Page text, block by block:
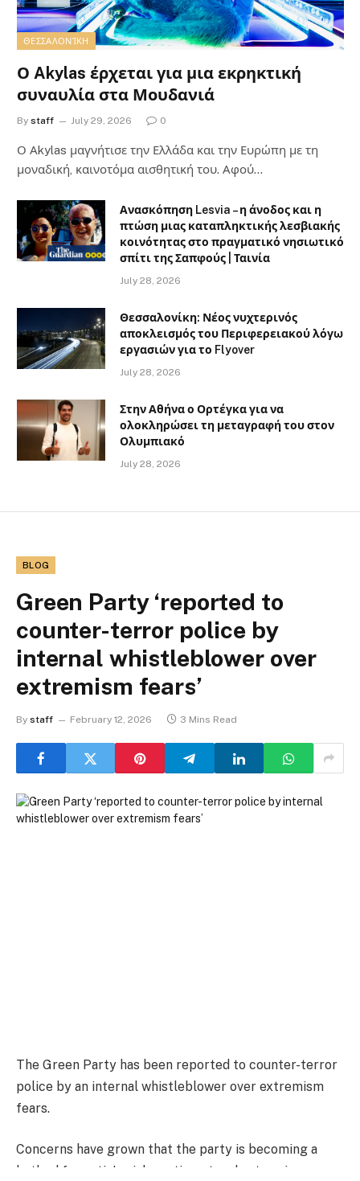
ΘΕΣΣΑΛΟΝΊΚΗ
Ο Akylas έρχεται για μια εκρηκτική
συναυλία στα Μουδανιά
By staff July 29, 2026 0
Ο Αkylas μαγνήτισε την Ελλάδα και την Ευρώπη με τη
μοναδική, καινοτόμα αισθητική του. Αφού…
Ανασκόπηση Lesvia – η άνοδος και η
πτώση μιας καταπληκτικής λεσβιακής
κοινότητας στο πραγματικό νησιωτικό
σπίτι της Σαπφούς | Ταινία
July 28, 2026
Θεσσαλονίκη: Νέος νυχτερινός
αποκλεισμός του Περιφερειακού λόγω
εργασιών για το Flyover
July 28, 2026
Στην Αθήνα ο Ορτέγκα για να
ολοκληρώσει τη μεταγραφή του στον
Ολυμπιακό
July 28, 2026
BLOG
Green Party ‘reported to
counter-terror police by
internal whistleblower over
extremism fears’
By staff February 12, 2026 3 Mins Read
The Green Party has been reported to counter-terror
police by an internal whistleblower over extremism
fears.
Concerns have grown that the party is becoming a
hotbed for anti-Jewish sentiment and extremism.